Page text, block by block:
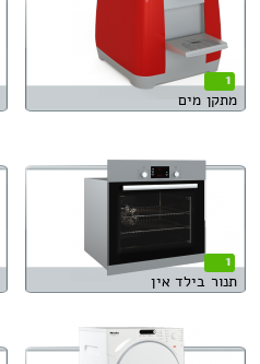
1
מתקן מים
1
תנור בילד אין